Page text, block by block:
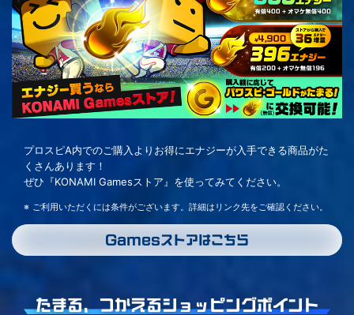
プロスピA内でのご購入よりお得にエナジーが入手できる商品がた
くさんあります！
ぜひ『KONAMI Gamesストア』を使ってみてください。
ご利用いただくには条件がございます。詳細はリンク先をご確認ください。
Gamesストアはこちら
たまる、つかえるショッピングポイント